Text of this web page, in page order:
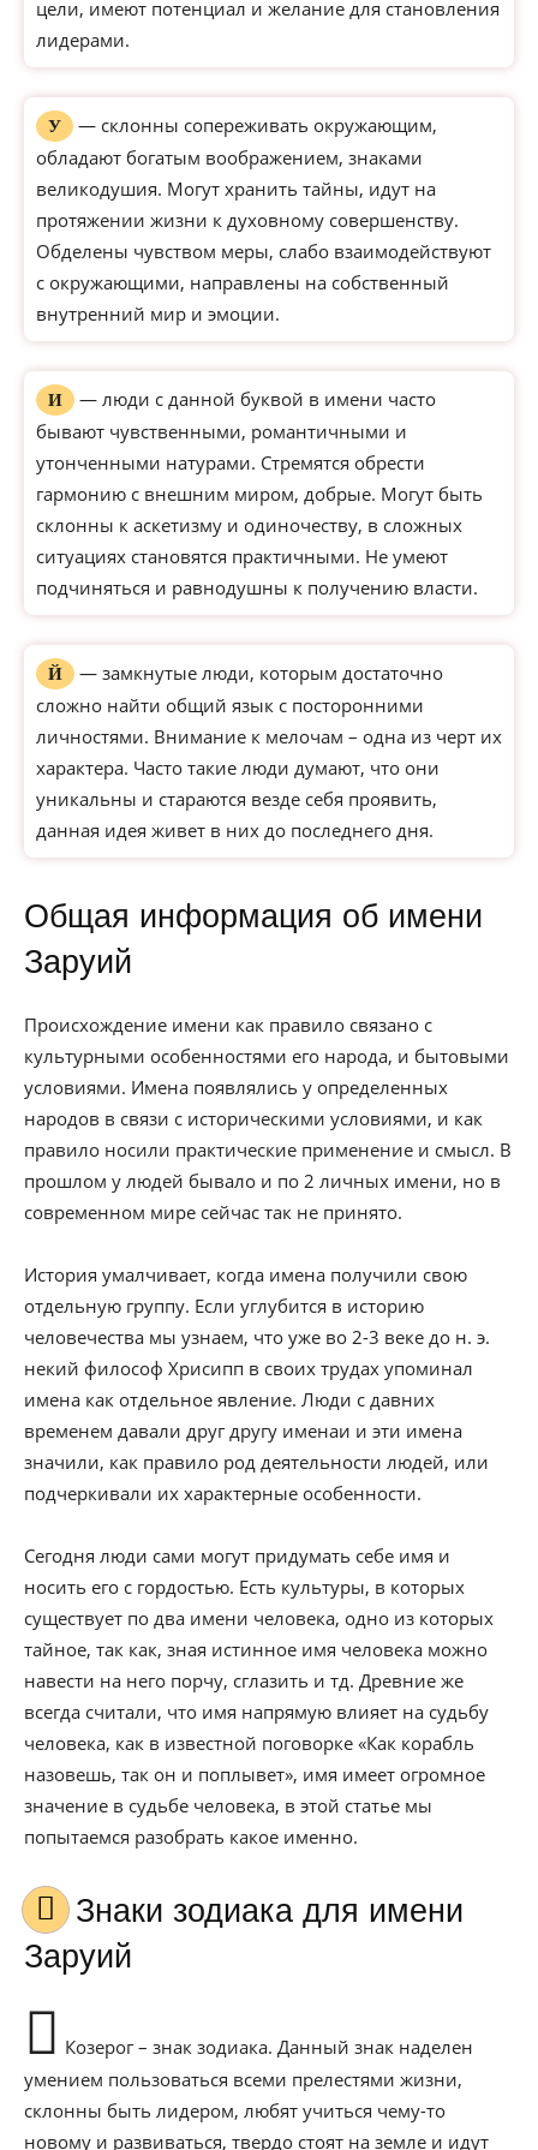
цели, имеют потенциал и желание для становления
лидерами.
У
— склонны сопереживать окружающим,
обладают богатым воображением, знаками
великодушия. Могут хранить тайны, идут на
протяжении жизни к духовному совершенству.
Обделены чувством меры, слабо взаимодействуют
с окружающими, направлены на собственный
внутренний мир и эмоции.
И
— люди с данной буквой в имени часто
бывают чувственными, романтичными и
утонченными натурами. Стремятся обрести
гармонию с внешним миром, добрые. Могут быть
склонны к аскетизму и одиночеству, в сложных
ситуациях становятся практичными. Не умеют
подчиняться и равнодушны к получению власти.
Й
— замкнутые люди, которым достаточно
сложно найти общий язык с посторонними
личностями. Внимание к мелочам – одна из черт их
характера. Часто такие люди думают, что они
уникальны и стараются везде себя проявить,
данная идея живет в них до последнего дня.
Общая информация об имени
Заруий
Происхождение имени как правило связано с
культурными особенностями его народа, и бытовыми
условиями. Имена появлялись у определенных
народов в связи с историческими условиями, и как
правило носили практические применение и смысл. В
прошлом у людей бывало и по 2 личных имени, но в
современном мире сейчас так не принято.
История умалчивает, когда имена получили свою
отдельную группу. Если углубится в историю
человечества мы узнаем, что уже во 2-3 веке до н. э.
некий философ Хрисипп в своих трудах упоминал
имена как отдельное явление. Люди с давних
временем давали друг другу именаи и эти имена
значили, как правило род деятельности людей, или
подчеркивали их характерные особенности.
Сегодня люди сами могут придумать себе имя и
носить его с гордостью. Есть культуры, в которых
существует по два имени человека, одно из которых
тайное, так как, зная истинное имя человека можно
навести на него порчу, сглазить и тд. Древние же
всегда считали, что имя напрямую влияет на судьбу
человека, как в известной поговорке «Как корабль
назовешь, так он и поплывет», имя имеет огромное
значение в судьбе человека, в этой статье мы
попытаемся разобрать какое именно.
Знаки зодиака для имени
Заруий
Козерог – знак зодиака. Данный знак наделен
умением пользоваться всеми прелестями жизни,
склонны быть лидером, любят учиться чему-то
новому и развиваться, твердо стоят на земле и идут